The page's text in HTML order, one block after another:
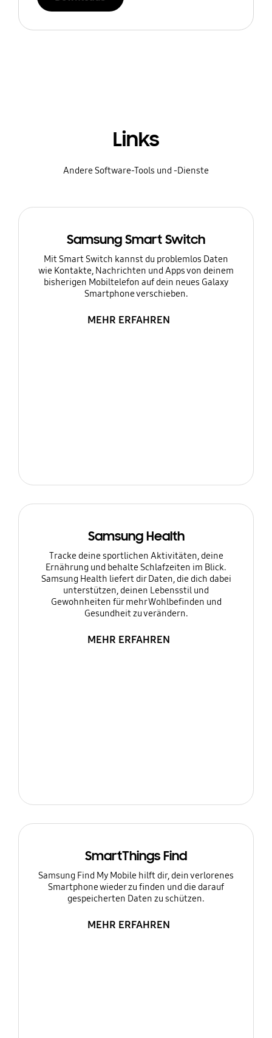
Links
Andere Software-Tools und -Dienste
Samsung Smart Switch
Mit Smart Switch kannst du problemlos Daten
wie Kontakte, Nachrichten und Apps von deinem
bisherigen Mobiltelefon auf dein neues Galaxy
Smartphone verschieben.
MEHR ERFAHREN
Samsung Health
Tracke deine sportlichen Aktivitäten, deine
Ernährung und behalte Schlafzeiten im Blick.
Samsung Health liefert dir Daten, die dich dabei
unterstützen, deinen Lebensstil und
Gewohnheiten für mehr Wohlbefinden und
Gesundheit zu verändern.
MEHR ERFAHREN
SmartThings Find
Samsung Find My Mobile hilft dir, dein verlorenes
Smartphone wieder zu finden und die darauf
gespeicherten Daten zu schützen.
MEHR ERFAHREN